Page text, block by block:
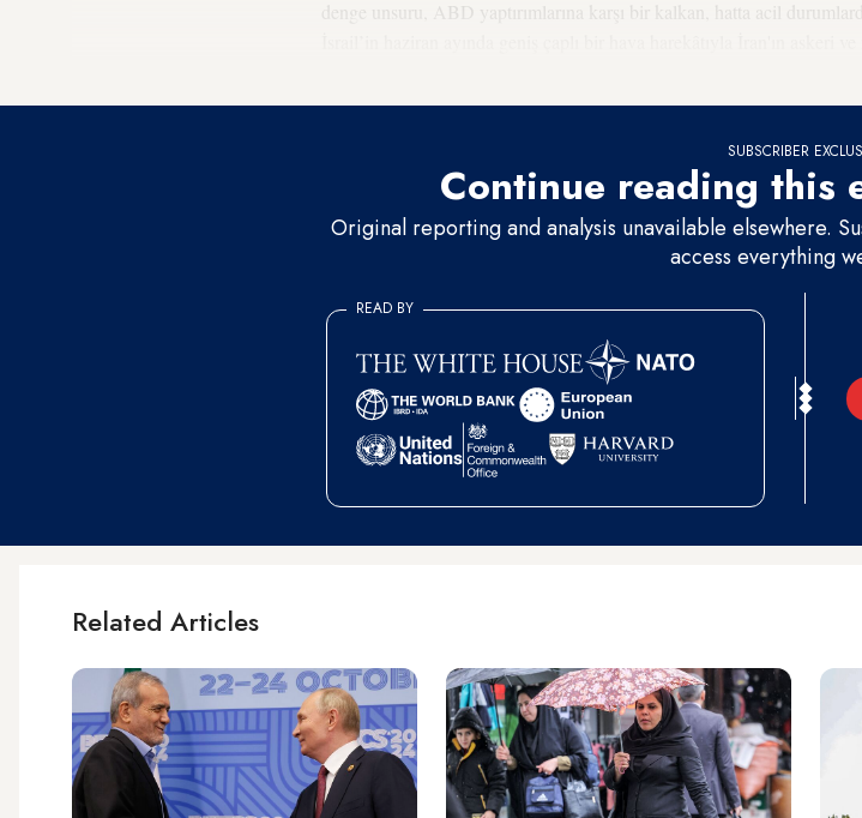
denge unsuru, ABD yaptırımlarına karşı bir kalkan, hatta acil
SUBSCRIBER
Continue reading this
Original reporting and analysis unavailable elsewhere.
access everything
READ BY
Related Articles